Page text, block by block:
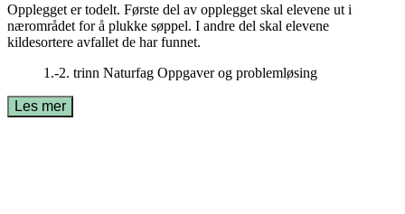
Opplegget er todelt. Første del av opplegget skal elevene ut i
nærområdet for å plukke søppel. I andre del skal elevene
kildesortere avfallet de har funnet.
1.-2. trinn Naturfag Oppgaver og problemløsing
Les mer